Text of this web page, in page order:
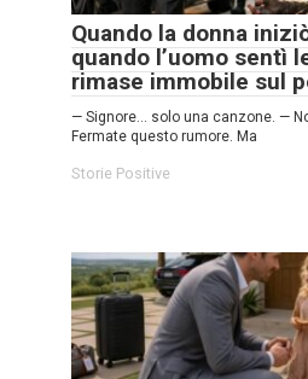
Quando la donna
quando l’uomo sentì
rimase immobile sul
— Signore… solo una canzone. —
Fermate questo rumore. Ma
Storie Positive